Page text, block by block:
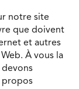
notre site
que doivent
et autres
À vous la
propos